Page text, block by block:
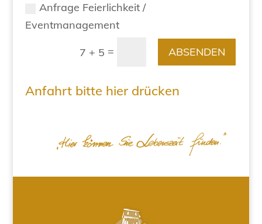
Anfrage Feierlichkeit /
Eventmanagement
7 + 5 = ABSENDEN
Anfahrt bitte hier drücken